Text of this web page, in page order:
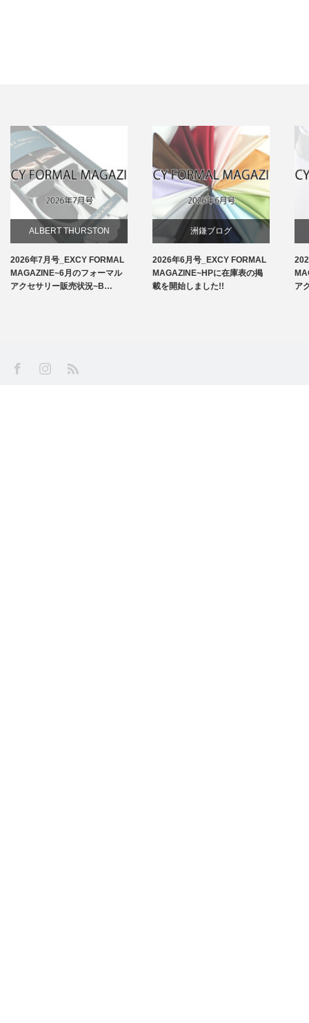
ALBERT THURSTON
お知らせ
2026年7月号_EXCY FORMAL
MAGAZINE~6月のフォーマル
アクセサリー販売状況~B…
洲鎌ブログ
2026年6月号_EXCY FORMAL
MAGAZINE~HPに在庫表の掲
載を開始しました!!
ア
FacebookInstagram